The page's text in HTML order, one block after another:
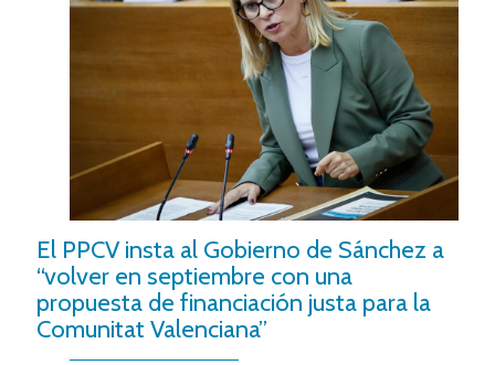
El PPCV insta al Gobierno de Sánchez a
“volver en septiembre con una
propuesta de financiación justa para la
Comunitat Valenciana”